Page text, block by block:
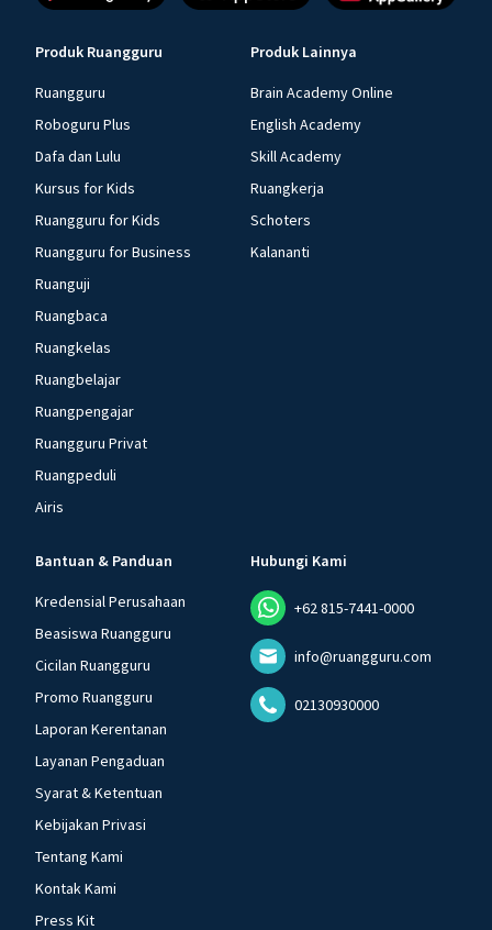
Produk Ruangguru
Ruangguru
Roboguru Plus
Dafa dan Lulu
Kursus for Kids
Ruangguru for Kids
Ruangguru for Business
Ruanguji
Ruangbaca
Ruangkelas
Ruangbelajar
Ruangpengajar
Ruangguru Privat
Ruangpeduli
Airis
Produk Lainnya
Brain Academy Online
English Academy
Skill Academy
Ruangkerja
Schoters
Kalananti
Bantuan & Panduan
Kredensial Perusahaan
Beasiswa Ruangguru
Cicilan Ruangguru
Promo Ruangguru
Laporan Kerentanan
Layanan Pengaduan
Syarat & Ketentuan
Kebijakan Privasi
Tentang Kami
Kontak Kami
Press Kit
Hubungi Kami
+62 815-7441-0000
info@ruangguru.com
02130930000